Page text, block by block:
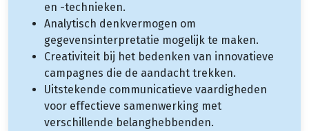
en -technieken.
Analytisch denkvermogen om
gegevensinterpretatie mogelijk te maken.
Creativiteit bij het bedenken van innovatieve
campagnes die de aandacht trekken.
Uitstekende communicatieve vaardigheden
voor effectieve samenwerking met
verschillende belanghebbenden.